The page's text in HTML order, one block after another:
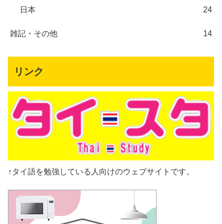
日本 24
雑記・その他 14
リンク
↑タイ語を勉強している人向けのウェブサイトです。